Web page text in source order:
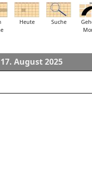
Heute Suche
August 2025